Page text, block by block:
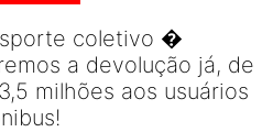
coletivo �
a devolução já, de
milhões aos usuários